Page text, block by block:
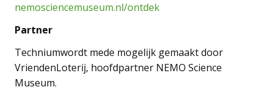
nemosciencemuseum.nl/ontdek
Partner
Techniumwordt mede mogelijk gemaakt door
VriendenLoterij, hoofdpartner NEMO Science
Museum.